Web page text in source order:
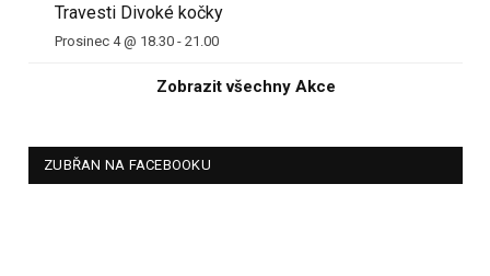
Travesti Divoké kočky
Prosinec 4 @ 18.30 - 21.00
Zobrazit všechny Akce
ZUBŘAN NA FACEBOOKU